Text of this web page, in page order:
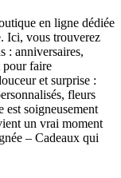
en ligne dédiée
Ici, vous trouverez
: anniversaires,
pour faire
et surprise :
fleurs
est soigneusement
un vrai moment
– Cadeaux qui